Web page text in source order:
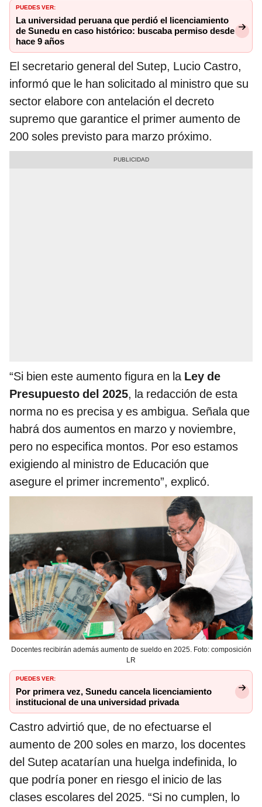
PUEDES VER:
La universidad peruana que perdió el licenciamiento
de Sunedu en caso histórico: buscaba permiso desde
hace 9 años
El secretario general del Sutep, Lucio Castro,
informó que le han solicitado al ministro que su
sector elabore con antelación el decreto
supremo que garantice el primer aumento de
200 soles previsto para marzo próximo.
“Si bien este aumento figura en laLey de
Presupuesto del 2025, la redacción de esta
norma no es precisa y es ambigua. Señala que
habrá dos aumentos en marzo y noviembre,
pero no especifica montos. Por eso estamos
exigiendo al ministro de Educación que
asegure el primer incremento”, explicó.
Docentes recibirán además aumento de sueldo en 2025. Foto: composición
LR
PUEDES VER:
Por primera vez, Sunedu cancela licenciamiento
institucional de una universidad privada
Castro advirtió que, de no efectuarse el
aumento de 200 soles en marzo, los docentes
del Sutep acatarían una huelga indefinida, lo
que podría poner en riesgo el inicio de las
clases escolares del 2025. “Si no cumplen, lo